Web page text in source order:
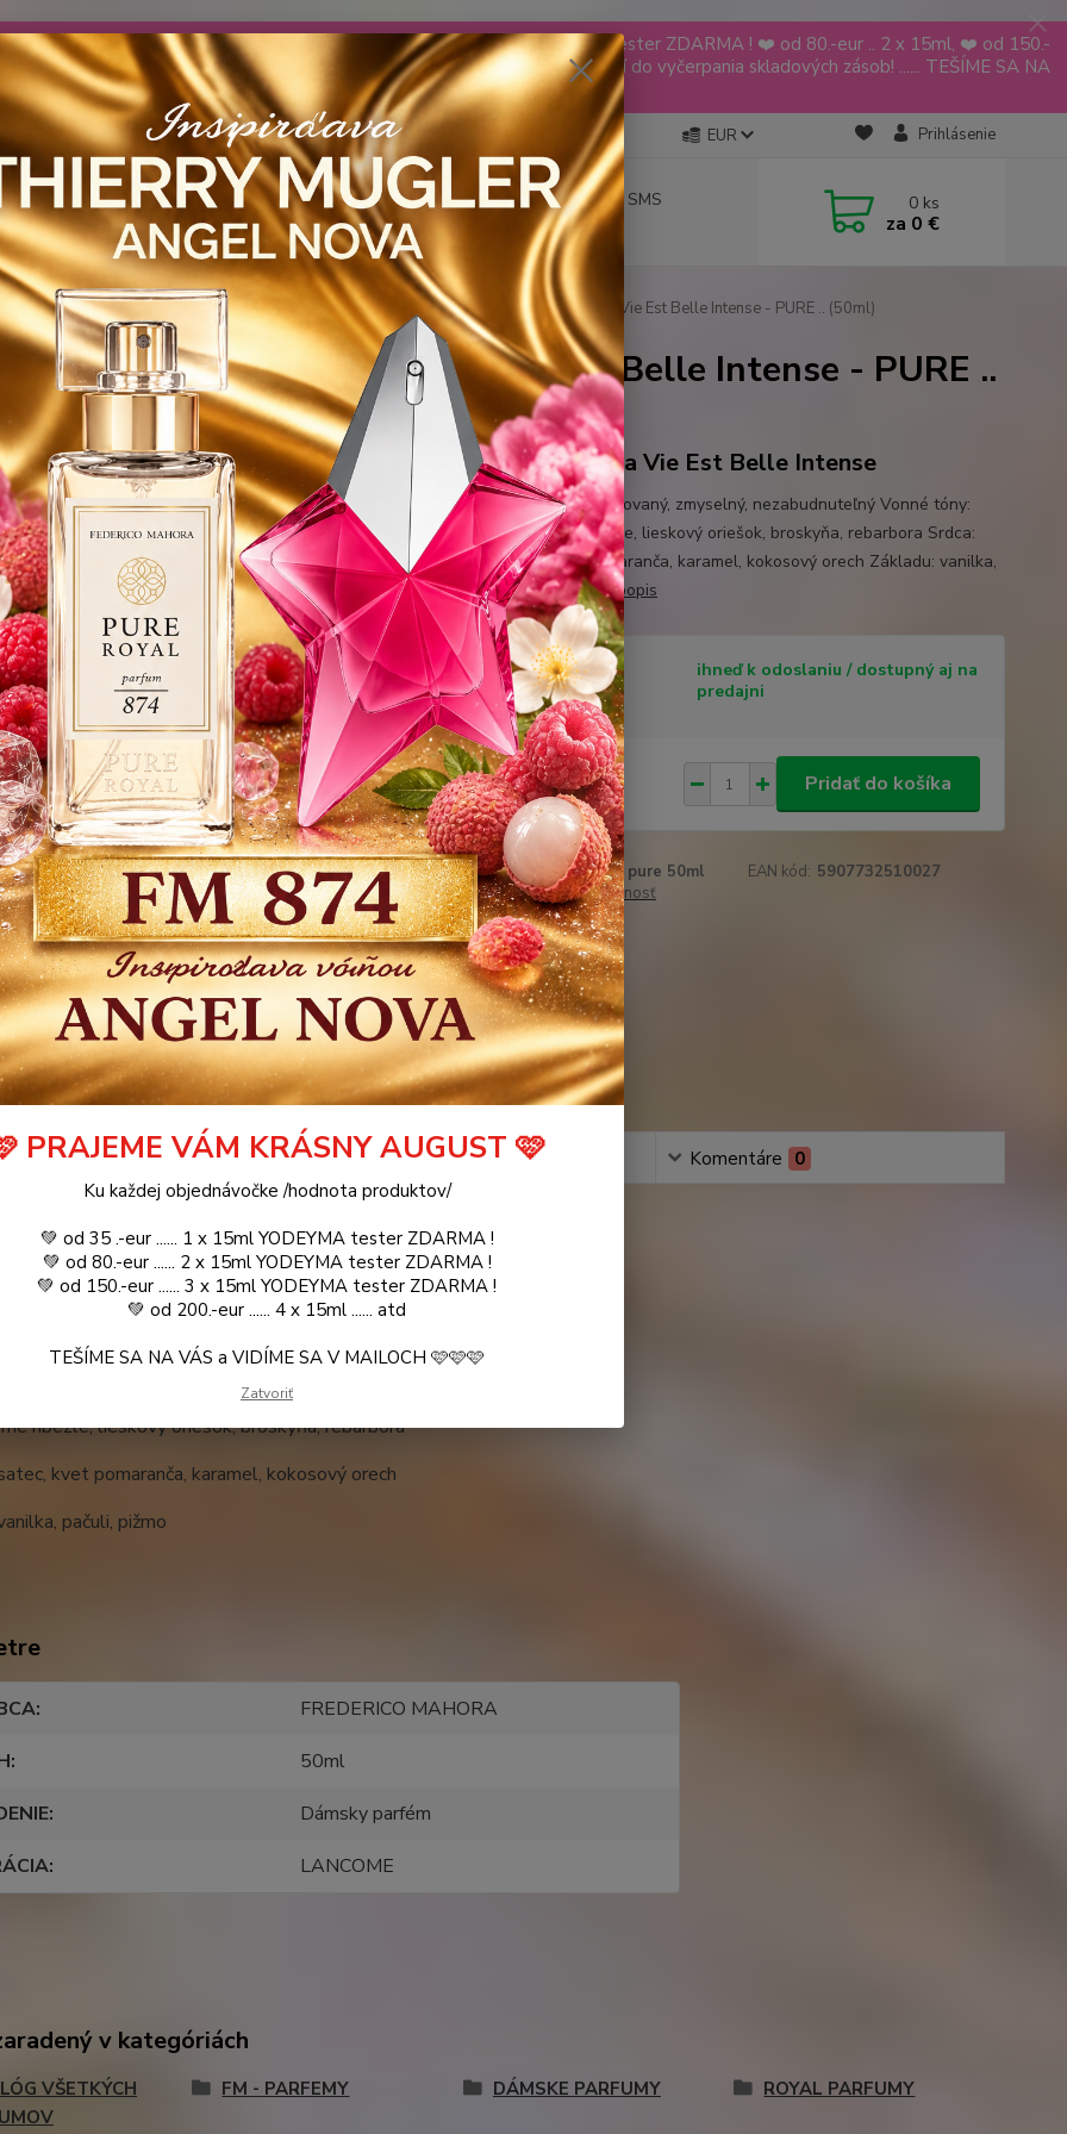
❤️ od .. 35 .-eur CENA PRODUKTOV si môžte vybrať .. 15ml YODEYMA tester ZDARMA ! ❤️ od 80.-eur .. 2 x 15ml, ❤️ od 150.-
.. (TIE VŠAK TERBA VPÍSAŤ V SEKCII DODACE ÚDAJE) ! Akcia platí do vyčerpania skladových zásob! ...... TEŠÍME SA NA
a VIDÍME SA V MAILOCH a v Košiciach :) aj OSOBNE. 👋🤚👋 .. 🌹🌹🌹
PÁNI KATALÓG Blog EUR Prihlásenie
Hľadať Objednávky aj cez SMS
0944 619 068
0 ks
za 0 €
FM - PARFEMY ROYAL PARFUMY DÁMSKE FM 440 Inšpirovaná LANCOME La Vie Est Belle Intense - PURE .. (50ml)
Inšpirovaná LANCOME La Vie Est Belle Intense - PURE ..
21,20 €
- 29 %
LANCOME La Vie Est Belle Intense
Charakter: prepracovaný, zmyselný, nezabudnuteľný Vonné tóny:
Hlavy: čierne ríbezle, lieskový oriešok, broskyňa, rebarbora Srdca:
kosatec, kvet pomaranča, karamel, kokosový orech Základu: vanilka,
pačuli, pižmocelý popis
Dostupnosť
ihneď k odoslaniu / dostupný aj na
predajni
15 €/ks
12,20 € bez DPH
Pridať do košíka
Číslo produktu: 440 pure 50ml EAN kód: 5907732510027
Strážiť cenu / dostupnosť
Do obľúbených
špecifikácie Parametre Komentáre 0
špecifikácie
ríbezle, lieskový oriešok, broskyňa, rebarbora
kvet pomaranča, karamel, kokosový orech
pačuli, pižmo
FREDERICO MAHORA
50ml
Dámsky parfém
LANCOME
v kategóriách
VŠETKÝCH
FM - PARFEMY DÁMSKE PARFUMY ROYAL PARFUMY
PRAJEME VÁM KRÁSNY AUGUST 🩷
Ku každej objednávočke /hodnota produktov/
💚 od 35 .-eur ...... 1 x 15ml YODEYMA tester ZDARMA !
💚 od 80.-eur ...... 2 x 15ml YODEYMA tester ZDARMA !
💚 od 150.-eur ...... 3 x 15ml YODEYMA tester ZDARMA !
💚 od 200.-eur ...... 4 x 15ml ...... atd
TEŠÍME SA NA VÁS a VIDÍME SA V MAILOCH 🩷🩷🩷
Zatvoriť